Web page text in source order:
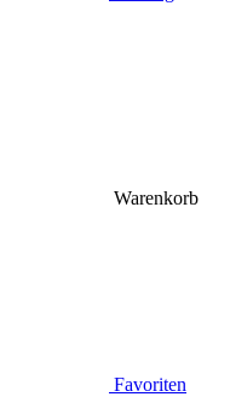
Warenkorb
Favoriten